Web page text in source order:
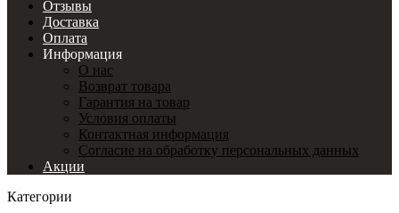
Отзывы
Доставка
Оплата
Информация
О нас
Возврат товара
Гарантия на товар
Условия оплаты
Контактная информация
Согласие на обработку персональных данных
Акции
Категории